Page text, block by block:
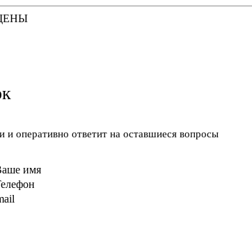
оперативно ответит на оставшиеся вопросы
имя